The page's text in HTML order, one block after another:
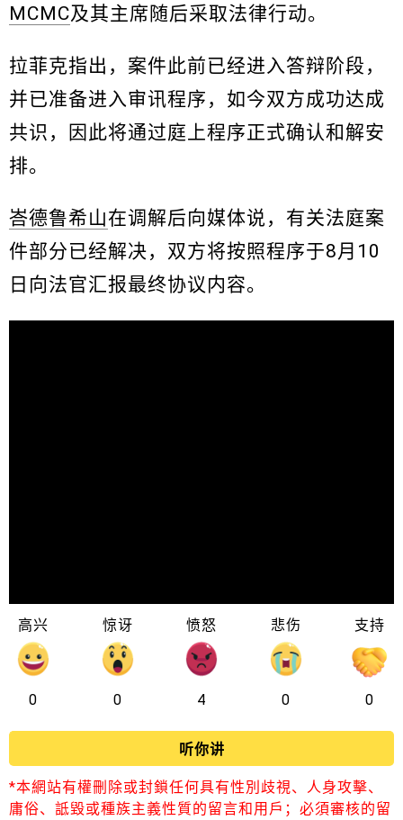
MCMC及其主席随后采取法律行动。
拉菲克指出，案件此前已经进入答辩阶段，
并已准备进入审讯程序，如今双方成功达成
共识，因此将通过庭上程序正式确认和解安
排。
峇德鲁希山在调解后向媒体说，有关法庭案
件部分已经解决，双方将按照程序于8月10
日向法官汇报最终协议内容。
高兴
0
惊讶
0
愤怒
4
悲伤
0
支持
0
听你讲
*本網站有權刪除或封鎖任何具有性別歧視、人身攻擊、
庸俗、詆毀或種族主義性質的留言和用戶；必須審核的留